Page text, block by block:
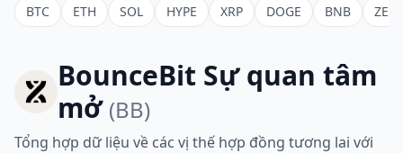
BTC ETH SOL HYPE XRP DOGE BNB ZEC
BounceBit Sự quan tâm
mở (BB)
Tổng hợp dữ liệu về các vị thế hợp đồng tương lai với